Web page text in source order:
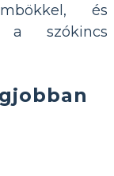
és
szókincs